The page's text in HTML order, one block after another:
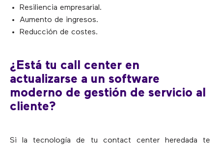
Resiliencia empresarial.
Aumento de ingresos.
Reducción de costes.
¿Está tu call center en
actualizarse a un software
moderno de gestión de servicio al
cliente?
Si la tecnología de tu contact center heredada te